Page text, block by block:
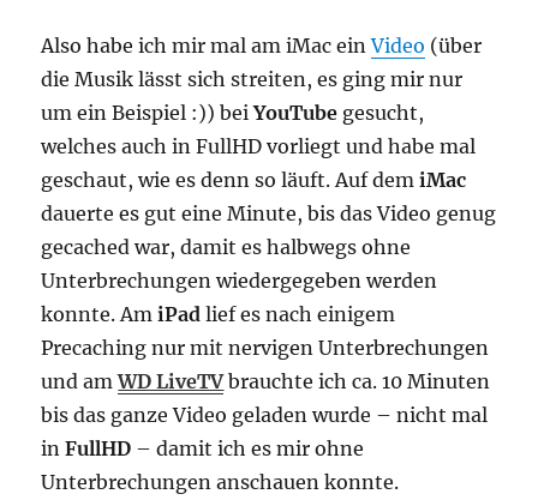
Also habe ich mir mal am iMac einVideo (über
die Musik lässt sich streiten, es ging mir nur
um ein Beispiel :)) beiYouTube gesucht,
welches auch in FullHD vorliegt und habe mal
geschaut, wie es denn so läuft. Auf demiMac
dauerte es gut eine Minute, bis das Video genug
gecached war, damit es halbwegs ohne
Unterbrechungen wiedergegeben werden
konnte. AmiPad lief es nach einigem
Precaching nur mit nervigen Unterbrechungen
und amWD LiveTVbrauchte ich ca. 10 Minuten
bis das ganze Video geladen wurde – nicht mal
inFullHD – damit ich es mir ohne
Unterbrechungen anschauen konnte.